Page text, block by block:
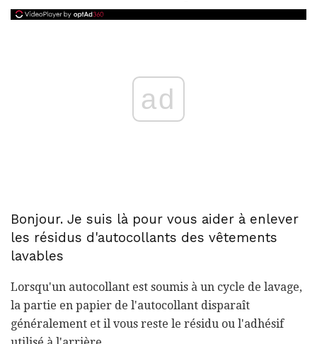
ad
Bonjour. Je suis là pour vous aider à enlever
les résidus d'autocollants des vêtements
lavables
Lorsqu'un autocollant est soumis à un cycle de lavage,
la partie en papier de l'autocollant disparaît
généralement et il vous reste le résidu ou l'adhésif